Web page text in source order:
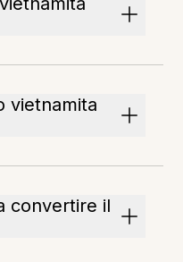
vietnamita
convertire il